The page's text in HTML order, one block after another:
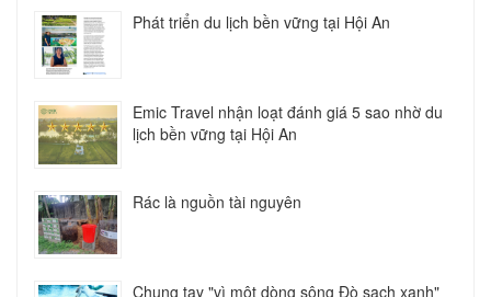
Phát triển du lịch bền vững tại Hội An
Emic Travel nhận loạt đánh giá 5 sao nhờ du
lịch bền vững tại Hội An
Rác là nguồn tài nguyên
Chung tay "vì một dòng sông Đò sạch xanh"